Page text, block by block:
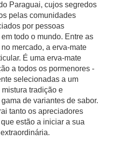
Paraguai, cujos segredos
pelas comunidades
por pessoas
todo o mundo. Entre as
mercado, a erva-mate
É uma erva-mate
a todos os pormenores -
selecionadas a um
tradição e
de variantes de sabor.
tanto os apreciadores
estão a iniciar a sua